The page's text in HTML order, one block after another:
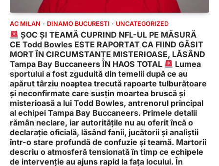
AC MILAN DINAMO BUCURESTI UNCATEGORIZED
ȘOC ȘI TEAMĂ CUPRIND NFL-UL PE MĂSURĂ
CE Todd Bowles ESTE RAPORTAT CA FIIND GĂSIT
MORT ÎN CIRCUMSTANȚE MISTERIOASE, LĂSÂND
Tampa Bay Buccaneers ÎN HAOS TOTAL
Lumea
sportului a fost zguduită din temelii după ce au
apărut târziu noaptea trecută rapoarte tulburătoare
și neconfirmate care susțin moartea bruscă și
misterioasă a lui Todd Bowles, antrenorul principal
al echipei Tampa Bay Buccaneers. Primele detalii
rămân neclare, iar autoritățile nu au oferit încă o
declarație oficială, lăsând fanii, jucătorii și analiștii
într-o stare profundă de confuzie și teamă. Martorii
descriu o atmosferă tensionată în timp ce echipele
de intervenție au ajuns rapid la fața locului. În